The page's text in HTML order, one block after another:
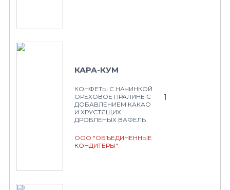
КАРА-КУМ
КОНФЕТЫ С НАЧИНКОЙ
ОРЕХОВОЕ ПРАЛИНЕ С
ДОБАВЛЕНИЕМ КАКАО
И ХРУСТЯЩИХ
ДРОБЛЕНЫХ ВАФЕЛЬ
ООО "ОБЪЕДИНЕННЫЕ
КОНДИТЕРЫ"
1